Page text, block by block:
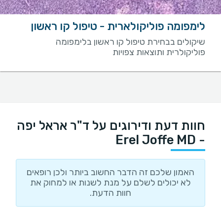
לימפומה פוליקולארית - טיפול קו ראשון
שיקולים בבחירת טיפול קו ראשון בלימפומה
פוליקולרית ותוצאות צפויות
חוות דעת ודירוגים על ד"ר אראל יפה
- Erel Joffe MD
האמון שלכם זה הדבר החשוב ביותר ולכן רופאים
לא יכולים לשלם על מנת לשנות או למחוק את
חוות הדעת.